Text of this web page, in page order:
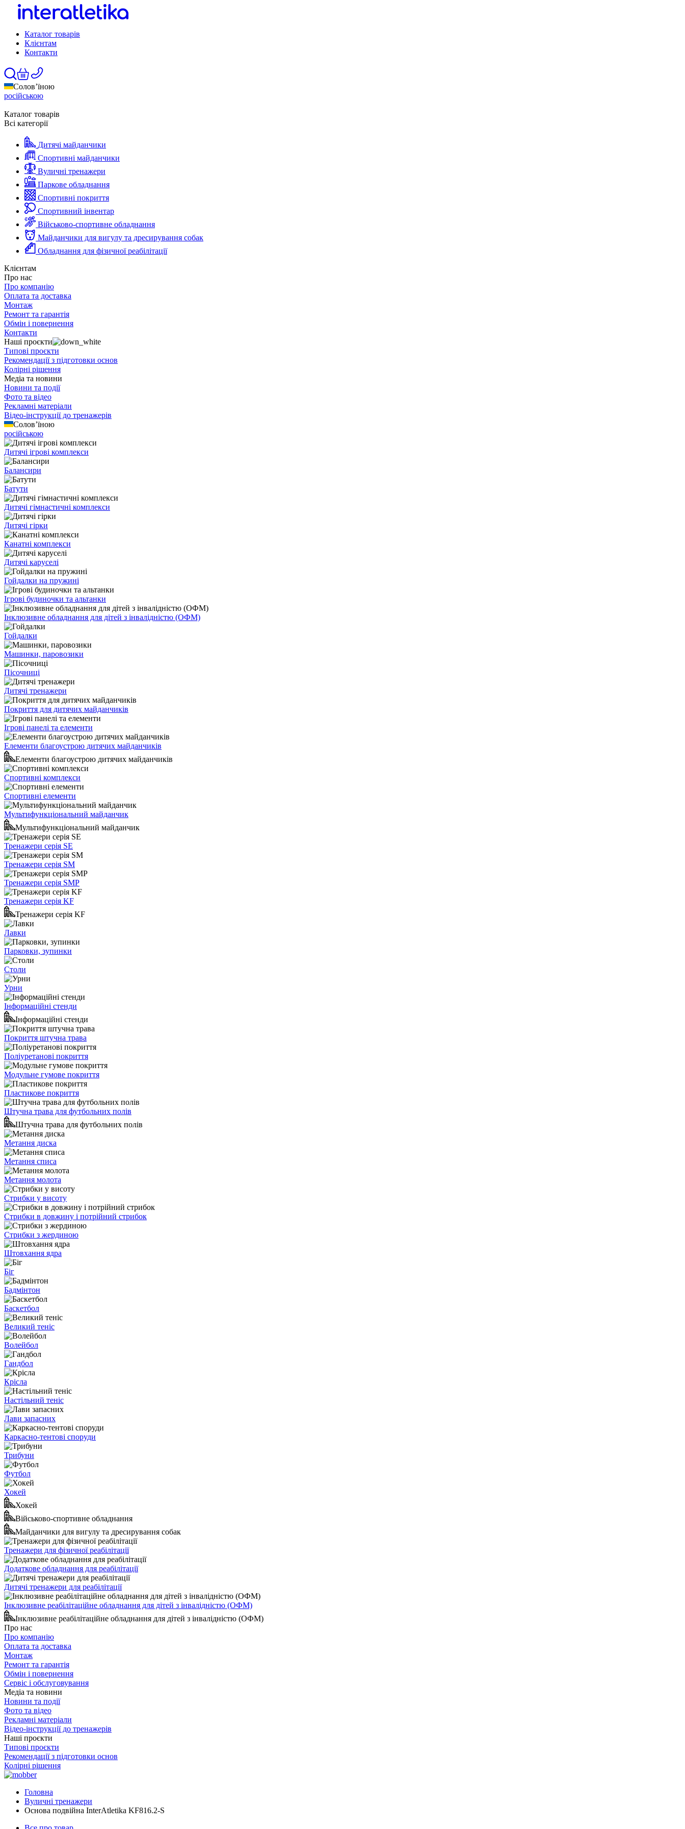
Каталог товарів
Клієнтам
Контакти
Солов’їною
російською
Каталог товарів
Всі категорії
Дитячі майданчики
Спортивні майданчики
Вуличні тренажери
Паркове обладнання
Спортивні покриття
Спортивний інвентар
Військово-спортивне обладнання
Майданчики для вигулу та дресирування собак
Обладнання для фізичної реабілітації
Клієнтам
Про нас
Про компанію
Оплата та доставка
Монтаж
Ремонт та гарантія
Обмін і повернення
Контакти
Наші проєкти
Типові проєкти
Рекомендації з підготовки основ
Колірні рішення
Медіа та новини
Новини та події
Фото та відео
Рекламні матеріали
Відео-інструкції до тренажерів
Солов’їною
російською
Дитячі ігрові комплекси
Балансири
Батути
Дитячі гімнастичні комплекси
Дитячі гірки
Канатні комплекси
Дитячі каруселі
Гойдалки на пружині
Ігрові будиночки та альтанки
Інклюзивне обладнання для дітей з інвалідністю (ОФМ)
Гойдалки
Машинки, паровозики
Пісочниці
Дитячі тренажери
Покриття для дитячих майданчиків
Ігрові панелі та елементи
Елементи благоустрою дитячих майданчиків
Елементи благоустрою дитячих майданчиків
Спортивні комплекси
Спортивні елементи
Мультифункціональний майданчик
Мультифункціональний майданчик
Тренажери серія SE
Тренажери серія SM
Тренажери серія SMP
Тренажери серія KF
Тренажери серія KF
Лавки
Парковки, зупинки
Столи
Урни
Інформаційні стенди
Інформаційні стенди
Покриття штучна трава
Поліуретанові покриття
Модульне гумове покриття
Пластикове покриття
Штучна трава для футбольних полів
Штучна трава для футбольних полів
Метання диска
Метання списа
Метання молота
Стрибки у висоту
Стрибки в довжину і потрійний стрибок
Стрибки з жердиною
Штовхання ядра
Біг
Бадмінтон
Баскетбол
Великий теніс
Волейбол
Гандбол
Крісла
Настільний теніс
Лави запасних
Каркасно-тентові споруди
Трибуни
Футбол
Хокей
Хокей
Військово-спортивне обладнання
Майданчики для вигулу та дресирування собак
Тренажери для фізичної реабілітації
Додаткове обладнання для реабілітації
Дитячі тренажери для реабілітації
Інклюзивне реабілітаційне обладнання для дітей з інвалідністю (ОФМ)
Інклюзивне реабілітаційне обладнання для дітей з інвалідністю (ОФМ)
Про нас
Про компанію
Оплата та доставка
Монтаж
Ремонт та гарантія
Обмін і повернення
Сервіс і обслуговування
Медіа та новини
Новини та події
Фото та відео
Рекламні матеріали
Відео-інструкції до тренажерів
Наші проєкти
Типові проєкти
Рекомендації з підготовки основ
Колірні рішення
Головна
Вуличні тренажери
Основа подвійна InterAtletika KF816.2-S